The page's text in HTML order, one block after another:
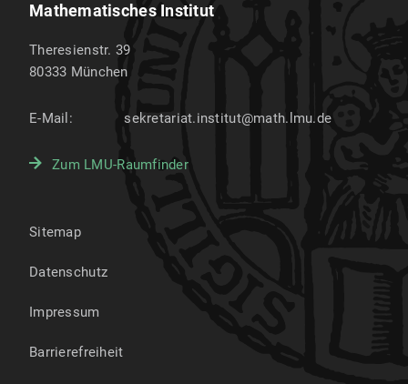
Mathematisches Institut
Theresienstr. 39
80333 München
E-Mail: sekretariat.institut@math.lmu.de
Zum LMU-Raumfinder
Sitemap
Datenschutz
Impressum
Barrierefreiheit